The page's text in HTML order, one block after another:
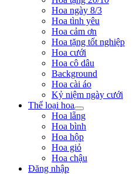
Hoa ngày 8/3
Hoa tình yêu
Hoa cảm ơn
Hoa tặng tốt nghiệp
Hoa cưới
Hoa cô dâu
Background
Hoa cài áo
Kỷ niệm ngày cưới
Thể loại hoa
Hoa lẵng
Hoa bình
Hoa hộp
Hoa giỏ
Hoa chậu
Đăng nhập